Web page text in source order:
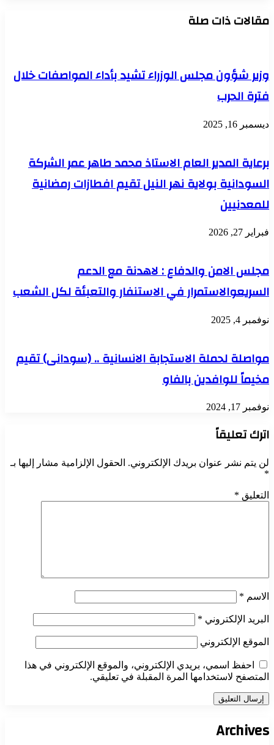
مقالات ذات صلة
وزير شؤون مجلس الوزراء تشيد بأداء المواصفات خلال
فترة الحرب
ديسمبر 16, 2025
برعاية المدير العام الاستاذ محمد طاهر عمر الشركة
السودانية بولاية نهر النيل تقيم افطازات رمضانية
للمعدنيين
فبراير 27, 2026
مجلس الامن والدفاع : لاهدنة مع الدعم
السريعوالاستمرار في الاستنفار والتعبئة لكل الشعب
نوفمبر 4, 2025
مواصلة لحملة الاستجابة الانسانية .. (سودانى) تقيم
مخيماً للوافدين بالفاو
نوفمبر 17, 2024
اترك تعليقاً
لن يتم نشر عنوان بريدك الإلكتروني. الحقول الإلزامية مشار إليها بـ
*
التعليق *
الاسم *
البريد الإلكتروني *
الموقع الإلكتروني
احفظ اسمي، بريدي الإلكتروني، والموقع الإلكتروني في هذا
المتصفح لاستخدامها المرة المقبلة في تعليقي.
Archives